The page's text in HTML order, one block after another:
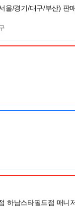
울/경기/대구/부산) 판
하남스타필드점 매니